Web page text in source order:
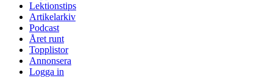
Lektionstips
Artikelarkiv
Podcast
Året runt
Topplistor
Annonsera
Logga in